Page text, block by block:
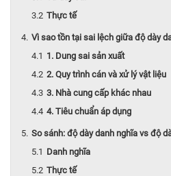
Thực tế
Vì sao tồn tại sai lệch giữa độ dày
1. Dung sai sản xuất
2. Quy trình cán và xử lý vật liệu
3. Nhà cung cấp khác nhau
4. Tiêu chuẩn áp dụng
So sánh: độ dày danh nghĩa vs độ
Danh nghĩa
Thực tế